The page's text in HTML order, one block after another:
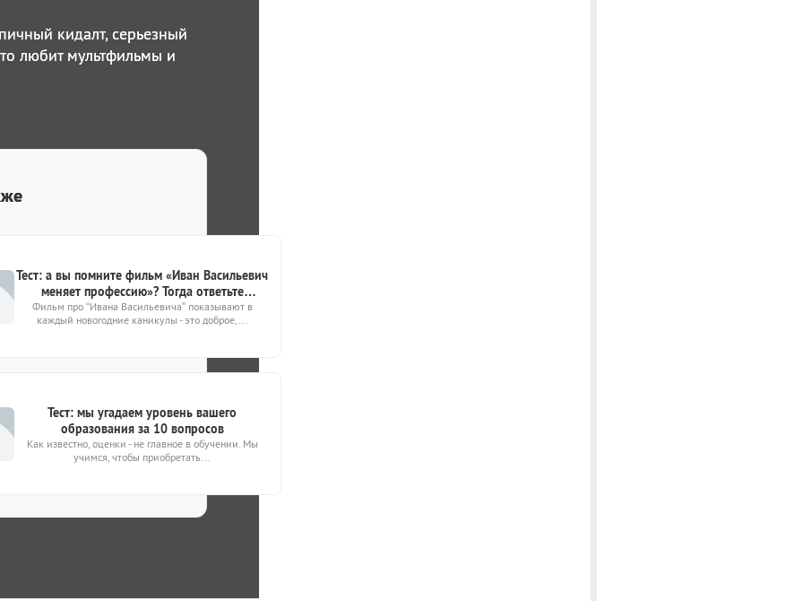
кидалт, серьезный
любит мультфильмы и
Тест: а вы помните фильм «Иван Васильевич
меняет профессию»? Тогда ответьте
10https://kto-chto-gde.ru/wp-
content/themes/theme2019/img/placeholder-
Фильм про “Ивана Васильевича” показывают в
каждый новогодние каникулы - это доброе,...
Тест: мы угадаем уровень вашего
образования за 10 вопросов
Как известно, оценки - не главное в обучении. Мы
учимся, чтобы приобретать...